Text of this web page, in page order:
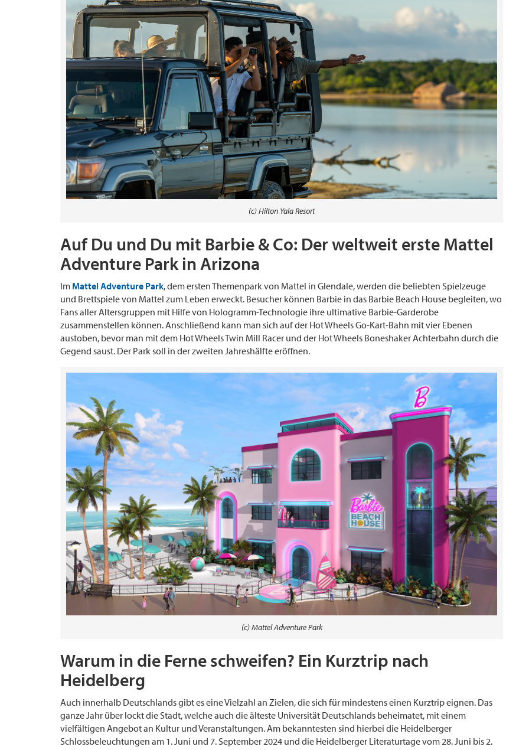
(c) Hilton Yala Resort
Auf Du und Du mit Barbie & Co: Der weltweit erste Mattel
Adventure Park in Arizona
ImMattel Adventure Park, dem ersten Themenpark von Mattel in Glendale, werden die beliebten Spielzeuge
und Brettspiele von Mattel zum Leben erweckt. Besucher können Barbie in das Barbie Beach House begleiten, wo
Fans aller Altersgruppen mit Hilfe von Hologramm-Technologie ihre ultimative Barbie-Garderobe
zusammenstellen können. Anschließend kann man sich auf der Hot Wheels Go-Kart-Bahn mit vier Ebenen
austoben, bevor man mit dem Hot Wheels Twin Mill Racer und der Hot Wheels Boneshaker Achterbahn durch die
Gegend saust. Der Park soll in der zweiten Jahreshälfte eröffnen.
(c) Mattel Adventure Park
Warum in die Ferne schweifen? Ein Kurztrip nach
Heidelberg
Auch innerhalb Deutschlands gibt es eine Vielzahl an Zielen, die sich für mindestens einen Kurztrip eignen. Das
ganze Jahr über lockt die Stadt, welche auch die älteste Universität Deutschlands beheimatet, mit einem
vielfältigen Angebot an Kultur und Veranstaltungen. Am bekanntesten sind hierbei die Heidelberger
Schlossbeleuchtungen am 1. Juni und 7. September 2024 und die Heidelberger Literaturtage vom 28. Juni bis 2.